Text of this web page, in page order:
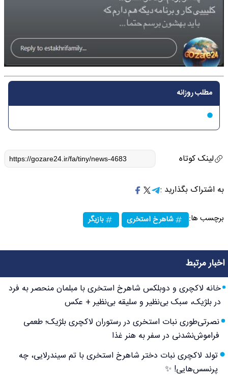
مطلب روزانه
لینک کوتاه
به اشتراک بگذارید :
برچسب ها: شاهرخ استخری بازیگر
اخبار مرتبط
خانه لاکچری و دوبلکس شاهرخ استخری با مبلمان منحصر به فرد
در بلژیک، سبک بی‌نظیر و سلیقه بی‌نظیر + عکس
نصرتی‌طوری نبات استخری در رستوران لاکچری بلژیک؛ طعمی
فراموش‌نشدنی در سفر به هنر غذا
تولد لاکچری نبات دختر شاهرخ استخری با تم سیندرلایی، چه
پرنسس‌هایی! ✨